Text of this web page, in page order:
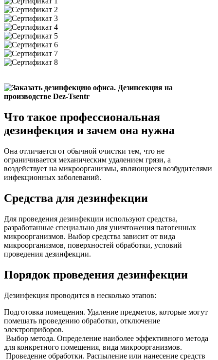
Что такое профессиональная
дезинфекция и зачем она нужна
Она отличается от обычной очистки тем, что не
ограничивается механическим удалением грязи, а
воздействует на микроорганизмы, являющиеся возбудителями
инфекционных заболеваний.
Средства для дезинфекции
Для проведения дезинфекции используют средства,
разработанные специально для уничтожения патогенных
микроорганизмов. Выбор средства зависит от вида
микроорганизмов, поверхностей обработки, условий
проведения дезинфекции.
Порядок проведения дезинфекции
Дезинфекция проводится в несколько этапов:
Подготовка помещения. Удаление предметов, которые могут
помешать проведению обработки, отключение
электроприборов.
Выбор метода. Определение наиболее эффективного метода
для конкретного помещения, вида микроорганизмов.
Проведение обработки. Распыление или нанесение средств